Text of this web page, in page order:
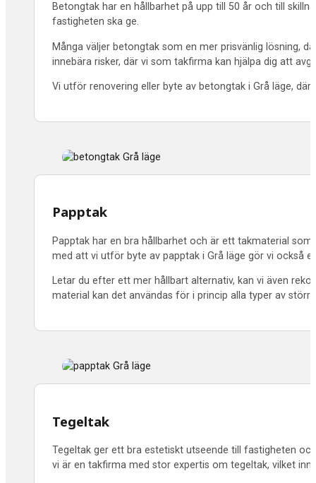
Betongtak har en hållbarhet på upp till 50 år och till
fastigheten ska ge.
Många väljer betongtak som en mer prisvänlig lösning,
innebära risker, där vi som takfirma kan hjälpa dig att
Vi utför renovering eller byte av betongtak i Grå läge,
Papptak
Papptak har en bra hållbarhet och är ett takmaterial
med att vi utför byte av papptak i Grå läge gör vi också
Letar du efter ett mer hållbart alternativ, kan vi även
material kan det användas för i princip alla typer av
Tegeltak
Tegeltak ger ett bra estetiskt utseende till fastigheten
vi är en takfirma med stor expertis om tegeltak, vilket